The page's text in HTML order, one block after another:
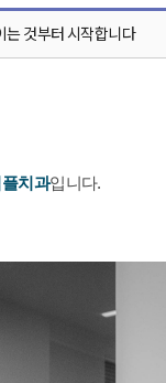
는 것부터 시작합니다
치과입니다.